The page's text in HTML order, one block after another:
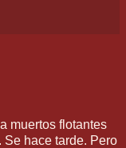
muertos flotantes
Se hace tarde. Pero